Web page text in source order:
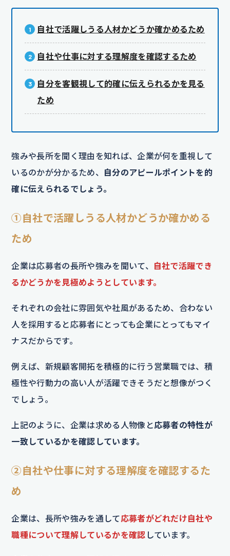
自社で活躍しうる人材かどうか確かめるため
自社や仕事に対する理解度を確認するため
自分を客観視して的確に伝えられるかを見る
ため
強みや長所を聞く理由を知れば、企業が何を重視して
いるのかが分かるため、
自分のアピールポイントを的
確に伝えられるでしょう。
①自社で活躍しうる人材かどうか確かめる
ため
企業は応募者の長所や強みを聞いて、
自社で活躍でき
るかどうかを見極めようとしています。
それぞれの会社に雰囲気や社風があるため、合わない
人を採用すると応募者にとっても企業にとってもマイ
ナスだからです。
例えば、新規顧客開拓を積極的に行う営業職では、積
極性や行動力の高い人が活躍できそうだと想像がつく
でしょう。
上記のように、企業は求める人物像と応募者の特性が
一致しているかを確認しています。
②自社や仕事に対する理解度を確認するた
め
企業は、長所や強みを通して応募者がどれだけ自社や
職種について理解しているかを確認 しています。